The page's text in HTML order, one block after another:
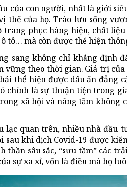
của con người, nhất là giới
thế của họ. Trào lưu sống
trang phục hàng hiệu, chất
tô… mà còn được thể hiện
sang không chỉ khẳng định
vững theo thời gian. Giá trị
thể hiện được dấu ấn đẳng
chính là sự thuận tiện trong
xã hội và nâng tầm không
lạc quan trên, nhiều nhà đầu
sau khi dịch Covid-19 được
thần sâu sắc, “sưu tầm” các
sự xa xỉ, vốn là điều mà họ